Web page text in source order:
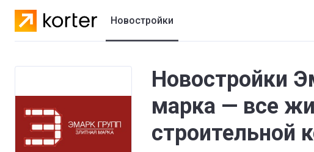
Новостройки
Жилые комплексы
Коттеджные городки
Застройщики
Новостройки
марка — все
строительной